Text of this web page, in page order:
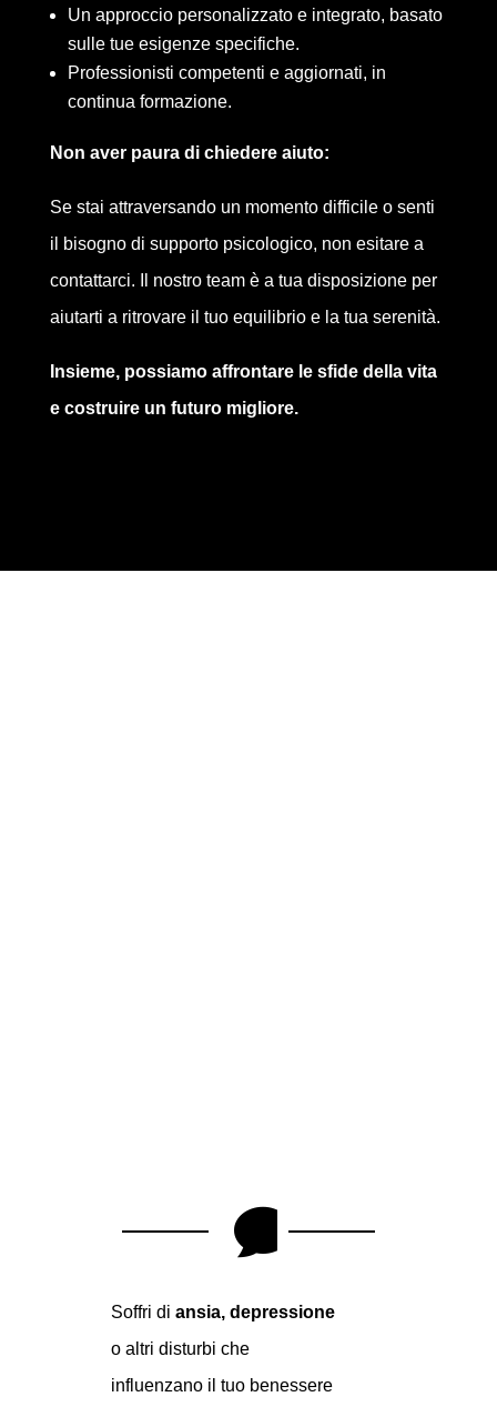
Un approccio personalizzato e integrato, basato
sulle tue esigenze specifiche.
Professionisti competenti e aggiornati, in
continua formazione.
Non aver paura di chiedere aiuto:
Se stai attraversando un momento difficile o senti
il bisogno di supporto psicologico, non esitare a
contattarci. Il nostro team è a tua disposizione per
aiutarti a ritrovare il tuo equilibrio e la tua serenità.
Insieme, possiamo affrontare le sfide della vita
e costruire un futuro migliore.

Soffri di ansia, depressione
o altri disturbi che
influenzano il tuo benessere